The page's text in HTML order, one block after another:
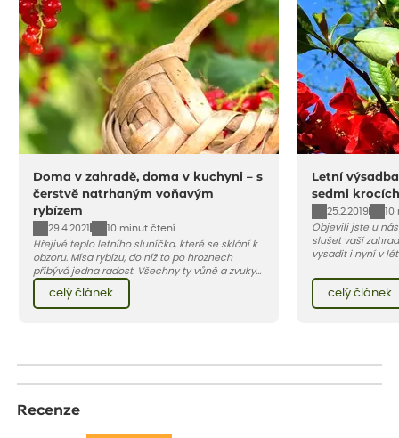
Doma v zahradě, doma v kuchyni – s
čerstvě natrhaným voňavým
rybízem
29.4.2021
10 minut čtení
Hřejivé teplo letního sluníčka, které se sklání k
obzoru. Mísa rybízu, do níž to po hroznech
přibývá jedna radost. Všechny ty vůně a zvuky
červencové zahrady. Sklizeň rybízu do kuchyně
vnese neuvěřitelný klid a radost. A taky trochu
bezstarostnosti dětství při mlsání babiččina
celý článek
Letní
sedmi krocích
25.2.2019
Objevili jste u
slušet vaší
vysadit i nyní v
celý rok – nyní
vody než na jaře
celý článek
Recenze